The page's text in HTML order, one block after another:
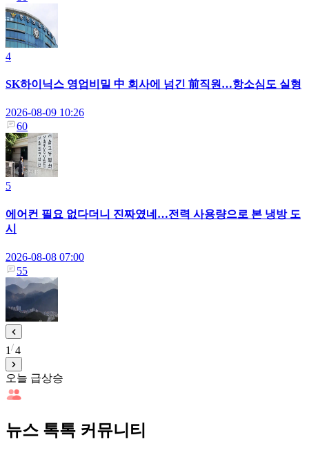
4
SK하이닉스 영업비밀 中 회사에 넘긴 前직원…항소심도 실형
2026-08-09 10:26
60
5
에어컨 필요 없다더니 진짜였네…전력 사용량으로 본 냉방 도
시
2026-08-08 07:00
55
1 4
오늘 급상승
뉴스 톡톡 커뮤니티